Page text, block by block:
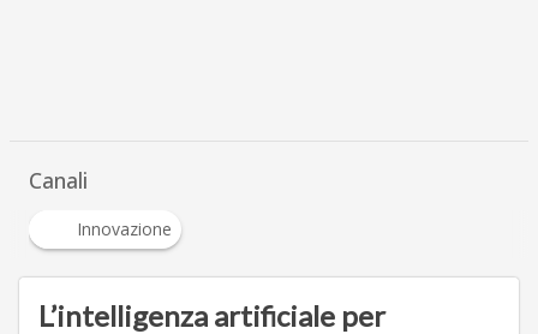
Canali
Innovazione
L’intelligenza artificiale per